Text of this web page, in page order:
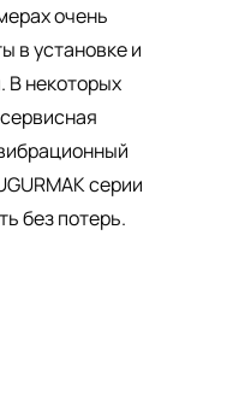
очень
в установке и
В некоторых
серии
без потерь.